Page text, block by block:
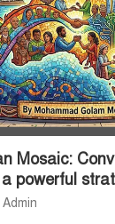
Mosaic:
powerful
Admin